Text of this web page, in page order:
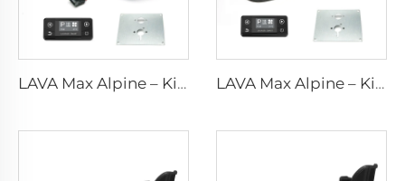
LAVA Max Alpine – Kits standard de 5 kW LAVA Max Alpine – Kits standard de 2 kW